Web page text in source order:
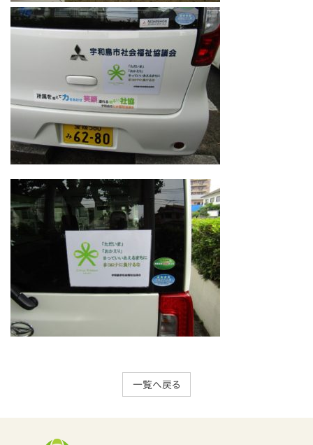
一覧へ戻る